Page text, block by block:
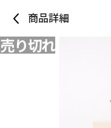
商品詳細
売り切れ